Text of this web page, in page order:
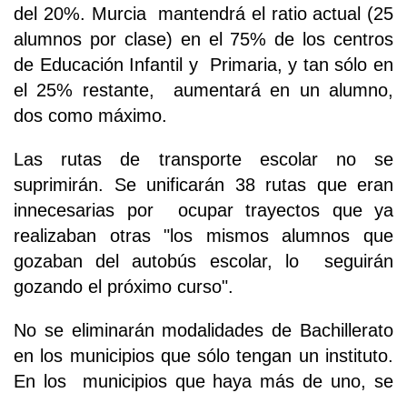
del 20%. Murcia mantendrá el ratio actual (25
alumnos por clase) en el 75% de los centros
de Educación Infantil y Primaria, y tan sólo en
el 25% restante, aumentará en un alumno,
dos como máximo.
Las rutas de transporte escolar no se
suprimirán. Se unificarán 38 rutas que eran
innecesarias por ocupar trayectos que ya
realizaban otras "los mismos alumnos que
gozaban del autobús escolar, lo seguirán
gozando el próximo curso".
No se eliminarán modalidades de Bachillerato
en los municipios que sólo tengan un instituto.
En los municipios que haya más de uno, se